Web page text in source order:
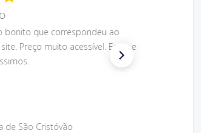
e design muito bom do
correspondeu ao anunciado.
rapidíssimos. Voltaria a comprar.
metal com imagem São Cristóvão